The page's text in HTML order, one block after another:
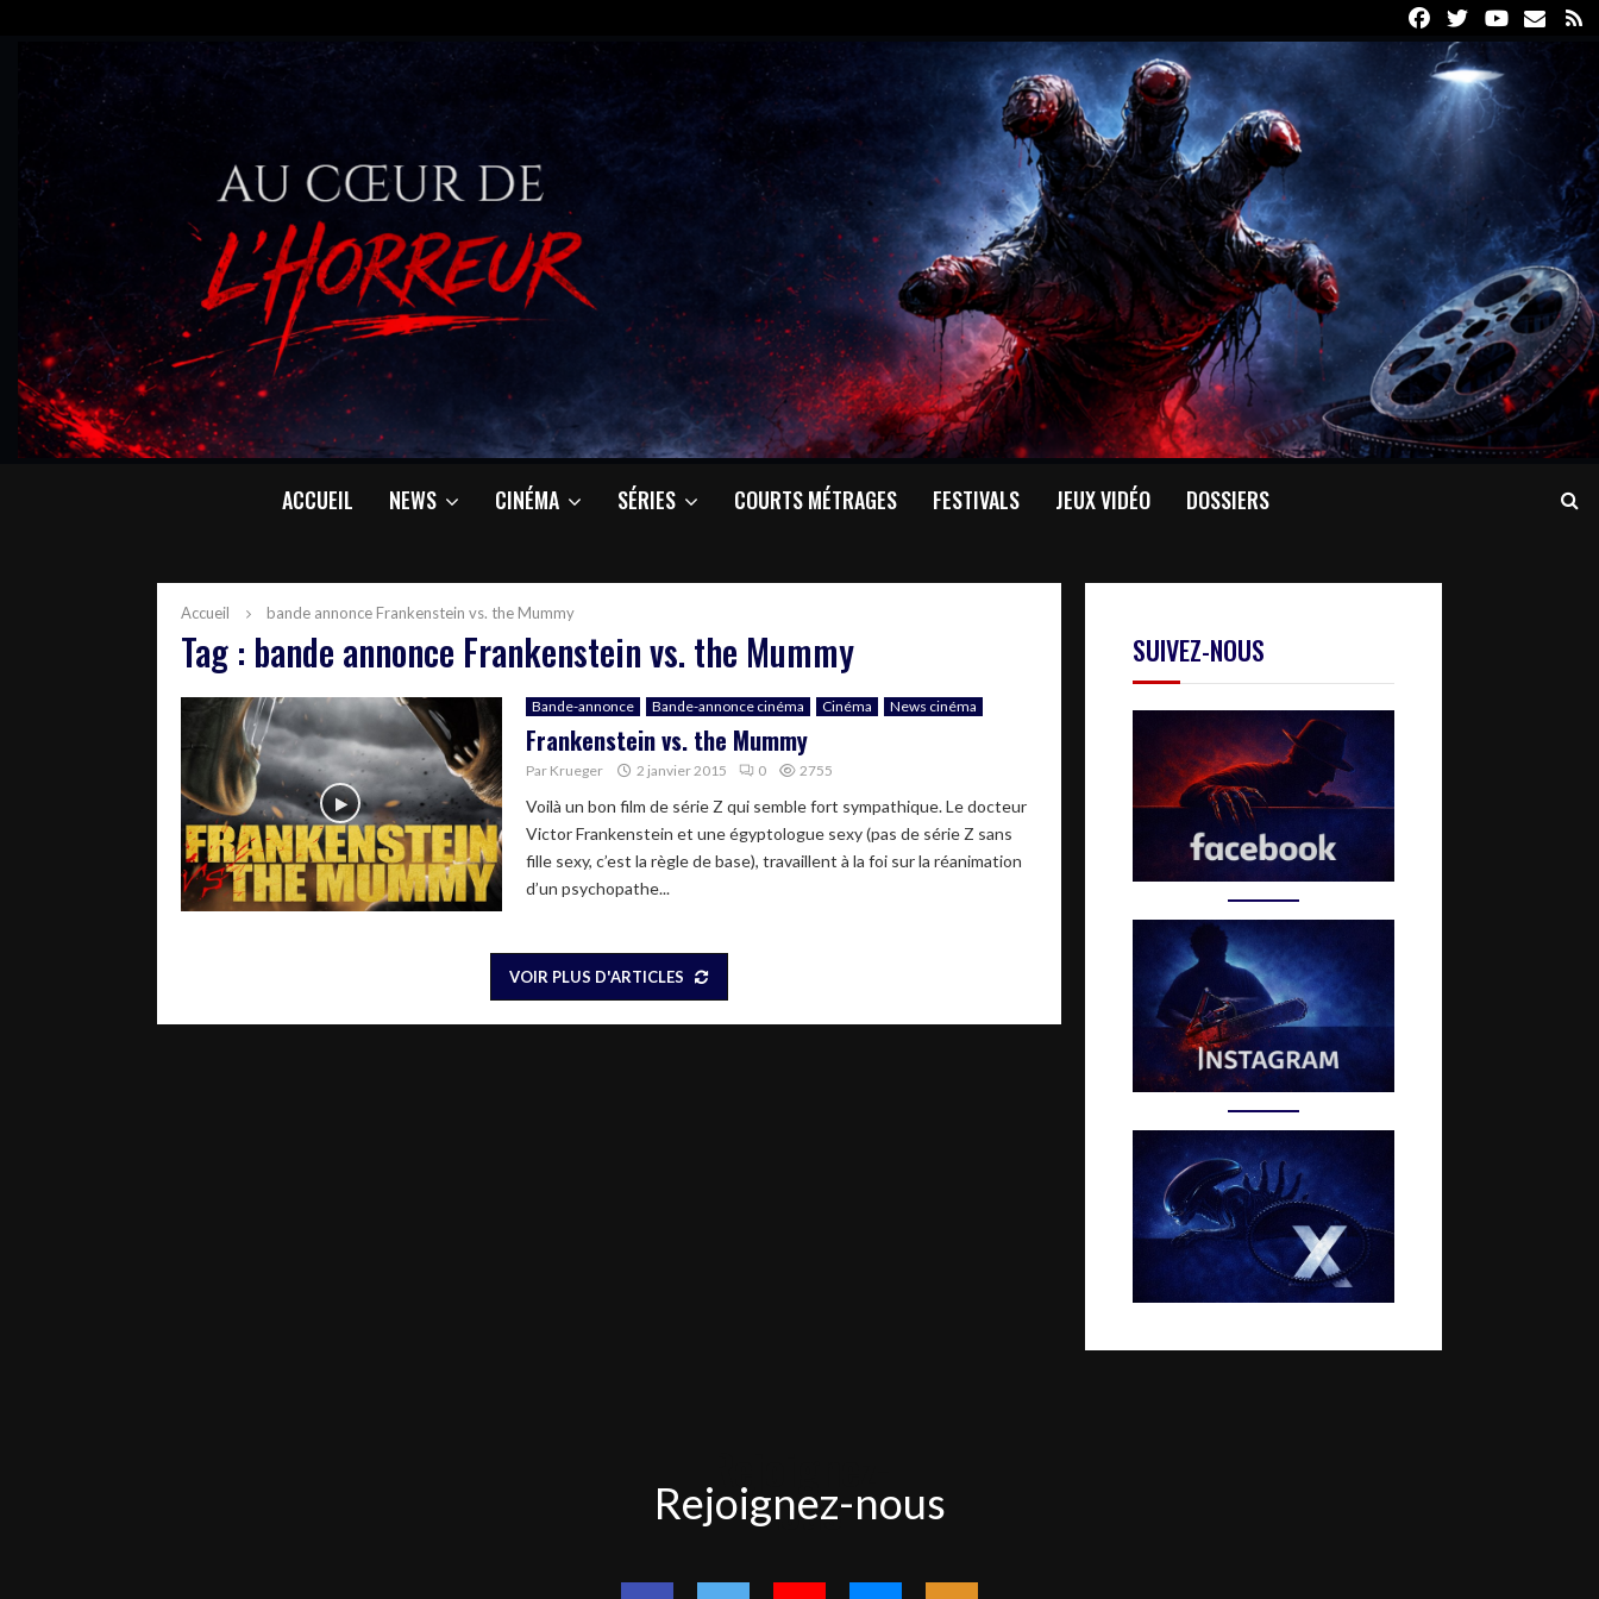
FacebookTwitterYoutube
Email
ACCUEIL NEWS CINÉMA SÉRIES COURTS MÉTRAGES FESTIVALS JEUX VIDÉO DOSSIERS
Accueil bande annonce Frankenstein vs. the Mummy
Tag : bande annonce Frankenstein vs. the Mummy
Bande-annonce Bande-annonce cinéma Cinéma News cinéma
Frankenstein vs. the Mummy
Par Krueger 2 janvier 2015 0 2755
Voilà un bon film de série Z qui semble fort sympathique. Le docteur
Victor Frankenstein et une égyptologue sexy (pas de série Z sans
fille sexy, c’est la règle de base), travaillent à la foi sur la réanimation
d’un psychopathe...
VOIR PLUS D'ARTICLES
SUIVEZ-NOUS
nous
Rejoignez-nous